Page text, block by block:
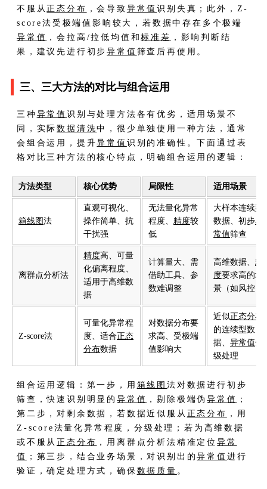
不服从 正态分布 ，会导致 异常值识别失真；此外，Z-
score法受极端值影响较大，若数据中存在多个极端
异常值 ，会拉高/拉低均值和标准差 ，影响判断结
果，建议先进行初步异常值 筛查后再使用。
三、三大方法的对比与组合运用
三种 异常值识别与处理方法各有优劣，适用场景不
同，实际数据清洗中，很少单独使用一种方法，通常
会组合运用，提升异常值 识别的准确性。下面通过表
格对比三种方法的核心特点，明确组合运用的逻辑：
方法类型 核心优势 局限性 适用场景
箱线图 法
直观可视化、
操作简单、抗
干扰强
无法量化异常
程度、 精度较
低
大样本连续型
数据、初步异
常值筛查
离群点分析法
精度高、可量
化偏离程度、
适用于高维数
据
计算量大、需
借助工具、参
数难调整
高维数据、 精
度要求高的场
景（如风控）
Z-score法
可量化异常程
度、适合正态
分布数据
对数据分布要
求高、受极端
值影响大
近似正态分布
的连续型数
据、 异常值分
级处理
组合运用逻辑：第一步，用 箱线图法对数据进行初步
筛查，快速识别明显的异常值 ，剔除极端伪异常值
；
第二步，对剩余数据，若数据近似服从 正态分布 ，用
Z-score法量化异常程度，分级处理；若为高维数据
或不服从 正态分布 ，用离群点分析法精准定位异常
值
；第三步，结合业务场景，对识别出的异常值 进行
验证，确定处理方式，确保 数据质量 。